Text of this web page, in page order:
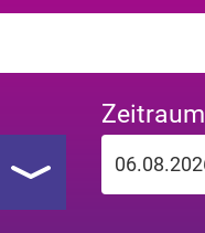
Zeitraum